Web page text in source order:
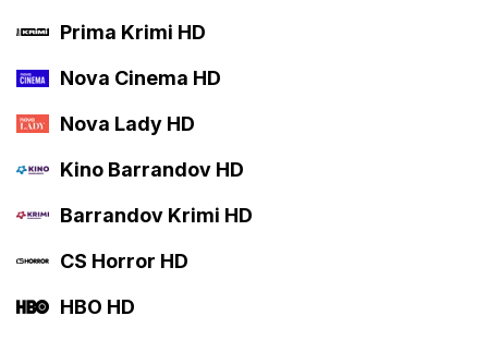
Prima Krimi HD
Nova Cinema HD
Nova Lady HD
Kino Barrandov HD
Barrandov Krimi HD
CS Horror HD
HBO HD